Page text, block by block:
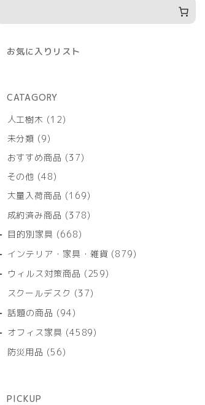
お気に入りリスト
CATAGORY
人工樹木
1212
商
未分類 99
の
商
おすすめ商品 3737
商
その他 4848
の
商
大量入荷商品 169169
の
成約済み商品 378378
商
目的別家具 668668
の
商
インテリア・家具・雑貨 879879
ウィルス対策商品 259259
スクールデスク 3737
商
話題の商品 9494
の
オフィス家具 45894589
防災用品 5656
PICKUP